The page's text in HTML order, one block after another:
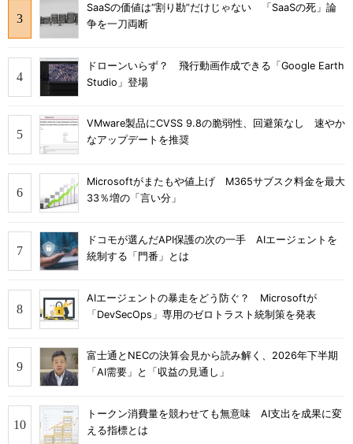
SaaSの価値は“割り勘”だけじゃない 「SaaSの死」論
争を一刀両断
ドローンいらず？ 飛行動画作成できる「Google Earth
Studio」登場
VMware製品にCVSS 9.8の脆弱性、回避策なし 速やか
なアップデートを推奨
Microsoftがまたもや値上げ M365サブスク料金を最大
33％増の「言い分」
ドコモが選んだAPI保護の次の一手 AIエージェントを
統制する「門番」とは
AIエージェントの暴走をどう防ぐ？ Microsoftが
「DevSecOps」専用のゼロトラスト統制策を発表
富士通とNECの決算会見から読み解く、2026年下半期
「AI需要」と「収益の見通し」
トークン消費量を競わせても無意味 AI支出を成果に変
える指標とは